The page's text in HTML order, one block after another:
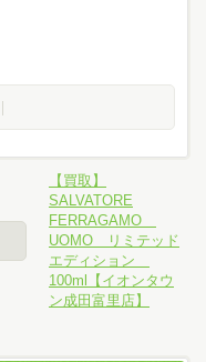
【買取】
SALVATORE
FERRAGAMO
UOMO リミテッド
エディション
100ml【イオンタウ
ン成田富里店】